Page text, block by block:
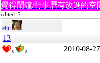
覺得鬧鐘/行事曆有改進的
edited: 3
eliu
13
0 0 2010-08-27